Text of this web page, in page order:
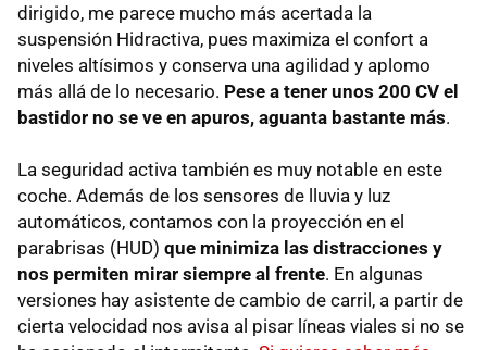
dirigido, me parece mucho más acertada la
suspensión Hidractiva, pues maximiza el confort a
niveles altísimos y conserva una agilidad y aplomo
más allá de lo necesario. Pese a tener unos 200 CV el
bastidor no se ve en apuros, aguanta bastante más.
La seguridad activa también es muy notable en este
coche. Además de los sensores de lluvia y luz
automáticos, contamos con la proyección en el
parabrisas (HUD) que minimiza las distracciones y
nos permiten mirar siempre al frente. En algunas
versiones hay asistente de cambio de carril, a partir de
cierta velocidad nos avisa al pisar líneas viales si no se